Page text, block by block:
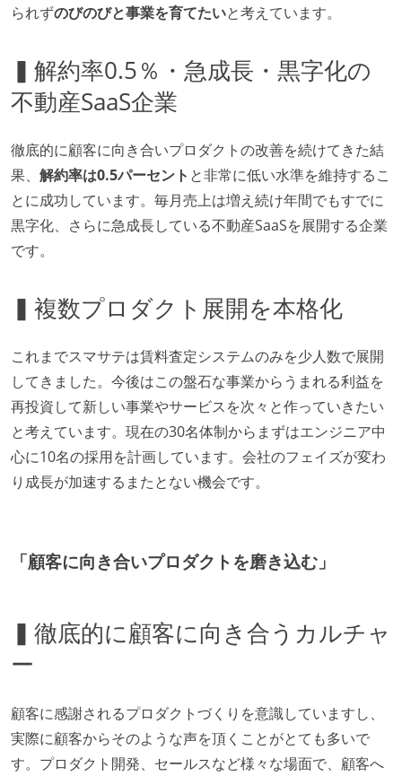
られずのびのびと事業を育てたいと考えています。
▍解約率0.5％・急成長・黒字化の
不動産SaaS企業
徹底的に顧客に向き合いプロダクトの改善を続けてきた結
果、 解約率は0.5パーセント と非常に低い水準を維持するこ
とに成功しています。毎月売上は増え続け年間でもすでに
黒字化、さらに急成長している不動産SaaSを展開する企業
です。
▍複数プロダクト展開を本格化
これまでスマサテは賃料査定システムのみを少人数で展開
してきました。今後はこの盤石な事業からうまれる利益を
再投資して新しい事業やサービスを次々と作っていきたい
と考えています。現在の30名体制からまずはエンジニア中
心に10名の採用を計画しています。会社のフェイズが変わ
り成長が加速するまたとない機会です。
「顧客に向き合いプロダクトを磨き込む」
▍徹底的に顧客に向き合うカルチャ
ー
顧客に感謝されるプロダクトづくりを意識していますし、
実際に顧客からそのような声を頂くことがとても多いで
す。プロダクト開発、セールスなど様々な場面で、顧客へ